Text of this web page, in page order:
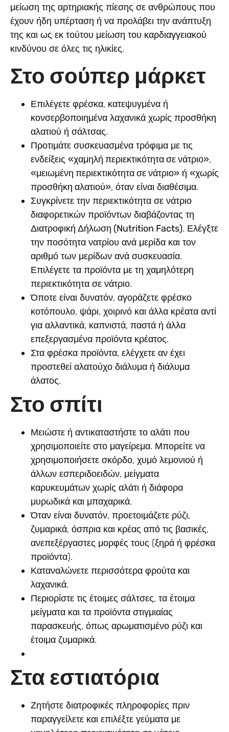
μείωση της αρτηριακής πίεσης σε ανθρώπους που
έχουν ήδη υπέρταση ή να προλάβει την ανάπτυξη
της και ως εκ τούτου μείωση του καρδιαγγειακού
κινδύνου σε όλες τις ηλικίες.
Στο σούπερ μάρκετ
Επιλέγετε φρέσκα, κατεψυγμένα ή
κονσερβοποιημένα λαχανικά χωρίς προσθήκη
αλατιού ή σάλτσας.
Προτιμάτε συσκευασμένα τρόφιμα με τις
ενδείξεις «χαμηλή περιεκτικότητα σε νάτριο»,
«μειωμένη περιεκτικότητα σε νάτριο» ή «χωρίς
προσθήκη αλατιού», όταν είναι διαθέσιμα.
Συγκρίνετε την περιεκτικότητα σε νάτριο
διαφορετικών προϊόντων διαβάζοντας τη
Διατροφική Δήλωση (Nutrition Facts). Ελέγξτε
την ποσότητα νατρίου ανά μερίδα και τον
αριθμό των μερίδων ανά συσκευασία.
Επιλέγετε τα προϊόντα με τη χαμηλότερη
περιεκτικότητα σε νάτριο.
Όποτε είναι δυνατόν, αγοράζετε φρέσκο
κοτόπουλο, ψάρι, χοιρινό και άλλα κρέατα αντί
για αλλαντικά, καπνιστά, παστά ή άλλα
επεξεργασμένα προϊόντα κρέατος.
Στα φρέσκα προϊόντα, ελέγχετε αν έχει
προστεθεί αλατούχο διάλυμα ή διάλυμα
άλατος.
Στο σπίτι
Μειώστε ή αντικαταστήστε το αλάτι που
χρησιμοποιείτε στο μαγείρεμα. Μπορείτε να
χρησιμοποιήσετε σκόρδο, χυμό λεμονιού ή
άλλων εσπεριδοειδών, μείγματα
καρυκευμάτων χωρίς αλάτι ή διάφορα
μυρωδικά και μπαχαρικά.
Όταν είναι δυνατόν, προετοιμάζετε ρύζι,
ζυμαρικά, όσπρια και κρέας από τις βασικές,
ανεπεξέργαστες μορφές τους (ξηρά ή φρέσκα
προϊόντα).
Καταναλώνετε περισσότερα φρούτα και
λαχανικά.
Περιορίστε τις έτοιμες σάλτσες, τα έτοιμα
μείγματα και τα προϊόντα στιγμιαίας
παρασκευής, όπως αρωματισμένο ρύζι και
έτοιμα ζυμαρικά.
Στα εστιατόρια
Ζητήστε διατροφικές πληροφορίες πριν
παραγγείλετε και επιλέξτε γεύματα με